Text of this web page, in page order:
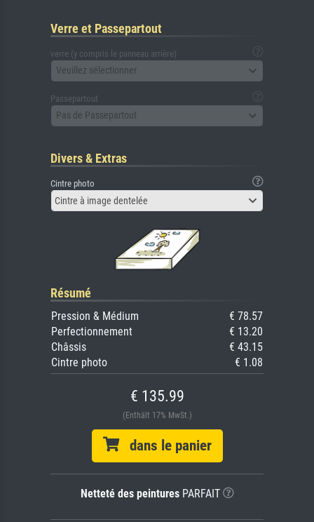
Verre et Passepartout
verre (y compris le panneau arrière)
Veuillez sélectionner
Passepartout
Pas de Passepartout
Divers & Extras
Cintre photo
Cintre à image dentelée
Résumé
Pression & Médium
€ 78.57
Perfectionnement
€ 13.20
Châssis
€ 43.15
Cintre photo
€ 1.08
€ 135.99
(Enthält 17% MwSt.)
dans le panier
Netteté des peinturesPARFAIT